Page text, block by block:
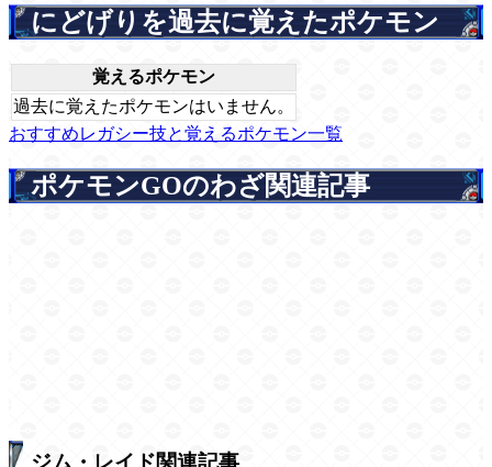
にどげりを過去に覚えたポケモン
覚えるポケモン
過去に覚えたポケモンはいません。
おすすめレガシー技と覚えるポケモン一覧
ポケモンGOのわざ関連記事
ジム・レイド関連記事